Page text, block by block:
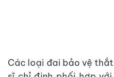
​Các loại đai bảo vệ